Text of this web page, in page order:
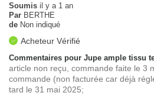
Soumis il y a 1 an
Par BERTHE
de Non indiqué
Acheteur Vérifié
Commentaires pour Jupe ample tissu
article non reçu, commande faite le 3
commande (non facturée car déjà
tard le 31 mai 2025;